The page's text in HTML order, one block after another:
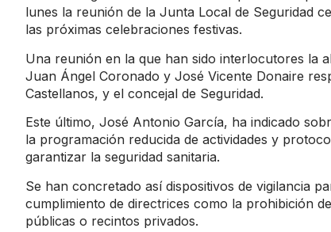
lunes la reunión de la Junta Local de Seguridad
las próximas celebraciones festivas.
Una reunión en la que han sido interlocutores la
Juan Ángel Coronado y José Vicente Donaire
Castellanos, y el concejal de Seguridad.
Este último, José Antonio García, ha indicado
la programación reducida de actividades y
garantizar la seguridad sanitaria.
Se han concretado así dispositivos de vigilancia
cumplimiento de directrices como la prohibición
públicas o recintos privados.